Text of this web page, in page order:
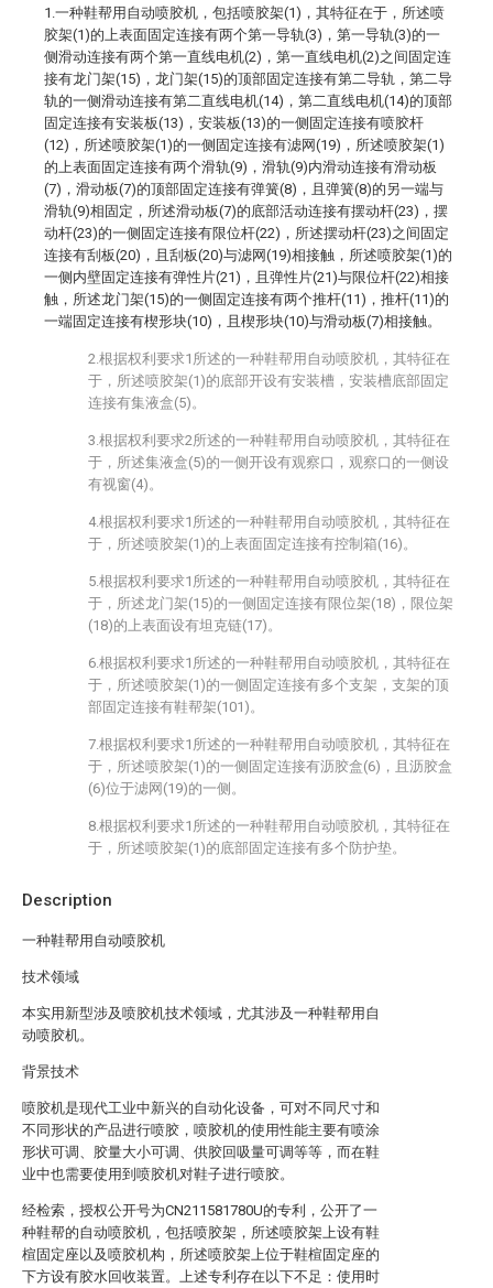
Description
一种鞋帮用自动喷胶机
技术领域
本实用新型涉及喷胶机技术领域，尤其涉及一种鞋帮用自
动喷胶机。
背景技术
喷胶机是现代工业中新兴的自动化设备，可对不同尺寸和
不同形状的产品进行喷胶，喷胶机的使用性能主要有喷涂
形状可调、胶量大小可调、供胶回吸量可调等等，而在鞋
业中也需要使用到喷胶机对鞋子进行喷胶。
经检索，授权公开号为CN211581780U的专利，公开了一
种鞋帮的自动喷胶机，包括喷胶架，所述喷胶架上设有鞋
楦固定座以及喷胶机构，所述喷胶架上位于鞋楦固定座的
下方设有胶水回收装置。上述专利存在以下不足：使用时
1.一种鞋帮用自动喷胶机，包括喷胶架(1)，其特征在于，所述喷
胶架(1)的上表面固定连接有两个第一导轨(3)，第一导轨(3)的一
侧滑动连接有两个第一直线电机(2)，第一直线电机(2)之间固定连
接有龙门架(15)，龙门架(15)的顶部固定连接有第二导轨，第二导
轨的一侧滑动连接有第二直线电机(14)，第二直线电机(14)的顶部
固定连接有安装板(13)，安装板(13)的一侧固定连接有喷胶杆
(12)，所述喷胶架(1)的一侧固定连接有滤网(19)，所述喷胶架(1)
的上表面固定连接有两个滑轨(9)，滑轨(9)内滑动连接有滑动板
(7)，滑动板(7)的顶部固定连接有弹簧(8)，且弹簧(8)的另一端与
滑轨(9)相固定，所述滑动板(7)的底部活动连接有摆动杆(23)，摆
动杆(23)的一侧固定连接有限位杆(22)，所述摆动杆(23)之间固定
连接有刮板(20)，且刮板(20)与滤网(19)相接触，所述喷胶架(1)的
一侧内壁固定连接有弹性片(21)，且弹性片(21)与限位杆(22)相接
触，所述龙门架(15)的一侧固定连接有两个推杆(11)，推杆(11)的
一端固定连接有楔形块(10)，且楔形块(10)与滑动板(7)相接触。
2.根据权利要求1所述的一种鞋帮用自动喷胶机，其特征在
于，所述喷胶架(1)的底部开设有安装槽，安装槽底部固定
连接有集液盒(5)。
3.根据权利要求2所述的一种鞋帮用自动喷胶机，其特征在
于，所述集液盒(5)的一侧开设有观察口，观察口的一侧设
有视窗(4)。
4.根据权利要求1所述的一种鞋帮用自动喷胶机，其特征在
于，所述喷胶架(1)的上表面固定连接有控制箱(16)。
5.根据权利要求1所述的一种鞋帮用自动喷胶机，其特征在
于，所述龙门架(15)的一侧固定连接有限位架(18)，限位架
(18)的上表面设有坦克链(17)。
6.根据权利要求1所述的一种鞋帮用自动喷胶机，其特征在
于，所述喷胶架(1)的一侧固定连接有多个支架，支架的顶
部固定连接有鞋帮架(101)。
7.根据权利要求1所述的一种鞋帮用自动喷胶机，其特征在
于，所述喷胶架(1)的一侧固定连接有沥胶盒(6)，且沥胶盒
(6)位于滤网(19)的一侧。
8.根据权利要求1所述的一种鞋帮用自动喷胶机，其特征在
于，所述喷胶架(1)的底部固定连接有多个防护垫。